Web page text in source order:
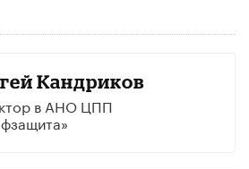
Кандриков
в АНО ЦПП